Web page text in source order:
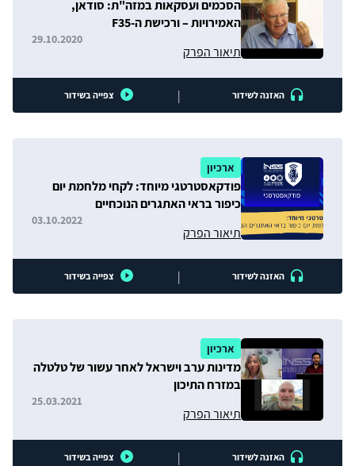
הסכמים ועסקאות במזה"ת: סודאן,
האמירויות – ורכישת ה-F35
תיאור הפרק
29.10.2020
האזנה לשידור | צפייה בשידור
ארכיון
פודקאסטרטגי מיוחד: לקחי מלחמת יום
כיפור בראי האתגרים הנוכחיים
תיאור הפרק
03.10.2022
האזנה לשידור | צפייה בשידור
ארכיון
מדינות ערב וישראל לאחר עשור של טלטלה
במזרח התיכון
תיאור הפרק
25.03.2021
האזנה לשידור | צפייה בשידור